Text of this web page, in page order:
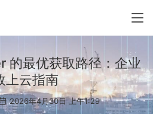
的最优获取路径：企业
上云指南
2026年4月30日 上午1:29